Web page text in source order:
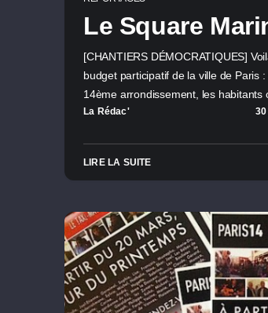
Le Square
[CHANTIERS DÉMOCRATIQUES]
budget participatif de la ville de Paris
14ème arrondissement, les habitants
La Rédac'
LIRE LA SUITE